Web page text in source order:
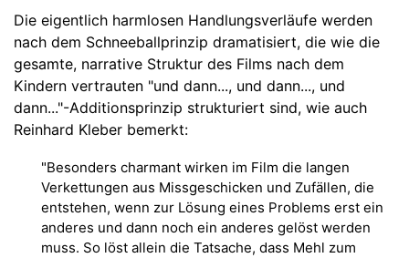
Die eigentlich harmlosen Handlungsverläufe werden
nach dem Schneeballprinzip dramatisiert, die wie die
gesamte, narrative Struktur des Films nach dem
Kindern vertrauten "und dann..., und dann..., und
dann..."-Additionsprinzip strukturiert sind, wie auch
Reinhard Kleber bemerkt:
"Besonders charmant wirken im Film die langen
Verkettungen aus Missgeschicken und Zufällen, die
entstehen, wenn zur Lösung eines Problems erst ein
anderes und dann noch ein anderes gelöst werden
muss. So löst allein die Tatsache, dass Mehl zum